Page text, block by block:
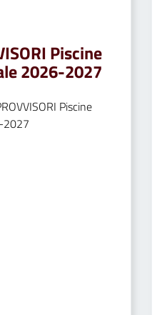
Piscine
2026-2027
Piscine
2027